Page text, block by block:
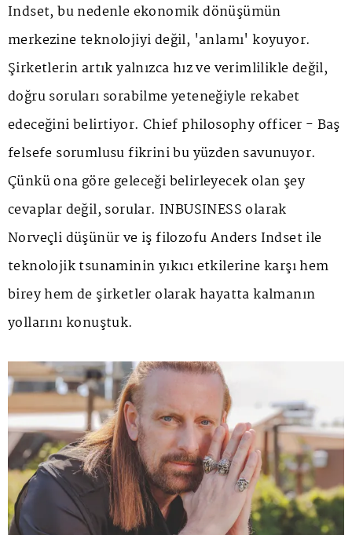
Indset, bu nedenle ekonomik dönüşümün
merkezine teknolojiyi değil, 'anlamı' koyuyor.
Şirketlerin artık yalnızca hız ve verimlilikle değil,
doğru soruları sorabilme yeteneğiyle rekabet
edeceğini belirtiyor. Chief philosophy officer - Baş
felsefe sorumlusu fikrini bu yüzden savunuyor.
Çünkü ona göre geleceği belirleyecek olan şey
cevaplar değil, sorular. INBUSINESS olarak
Norveçli düşünür ve iş filozofu Anders Indset ile
teknolojik tsunaminin yıkıcı etkilerine karşı hem
birey hem de şirketler olarak hayatta kalmanın
yollarını konuştuk.